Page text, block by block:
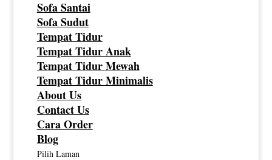
Sofa Santai
Sofa Sudut
Tempat Tidur
Tempat Tidur Anak
Tempat Tidur Mewah
Tempat Tidur Minimalis
About Us
Contact Us
Cara Order
Blog
Pilih Laman